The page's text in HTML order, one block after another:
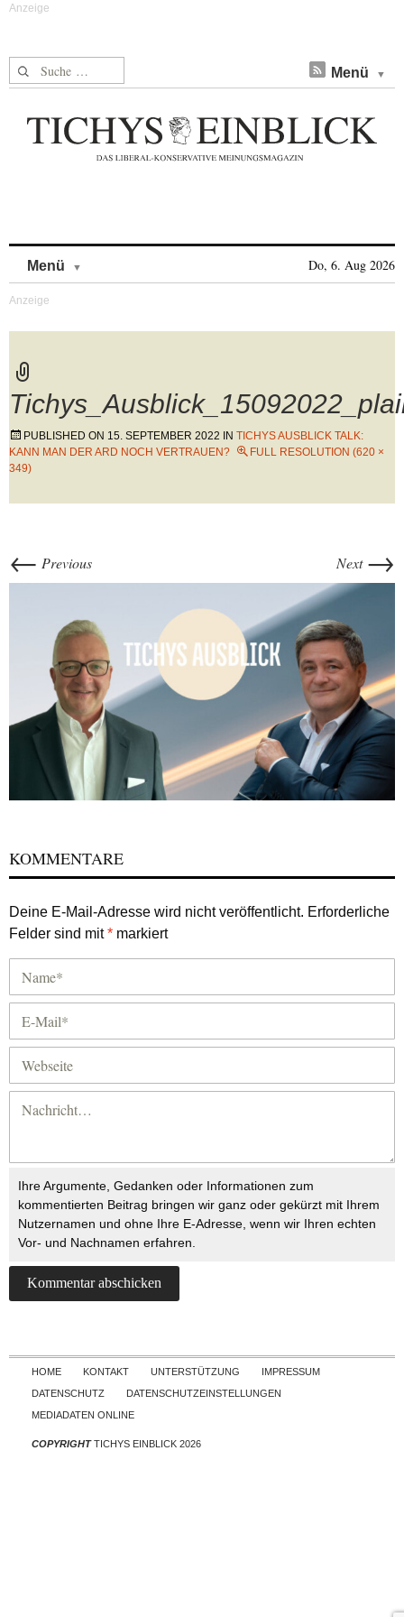
Suche nach: Menü
Menü Do, 6. Aug 2026
PUBLISHED ON 15. SEPTEMBER 2022 IN TICHYS AUSBLICK TALK:
KANN MAN DER ARD NOCH VERTRAUEN?
FULL RESOLUTION (620 ×
349)
← Previous Next →
KOMMENTARE
Deine E-Mail-Adresse wird nicht veröffentlicht. Erforderliche
Felder sind mit* markiert
Ihre Argumente, Gedanken oder Informationen zum
kommentierten Beitrag bringen wir ganz oder gekürzt mit Ihrem
Nutzernamen und ohne Ihre E-Adresse, wenn wir Ihren echten
Vor- und Nachnamen erfahren.
Skip to content
HOME KONTAKT UNTERSTÜTZUNG
IMPRESSUM
DATENSCHUTZ
DATENSCHUTZEINSTELLUNGEN
MEDIADATEN ONLINE
COPYRIGHTTICHYS EINBLICK 2026